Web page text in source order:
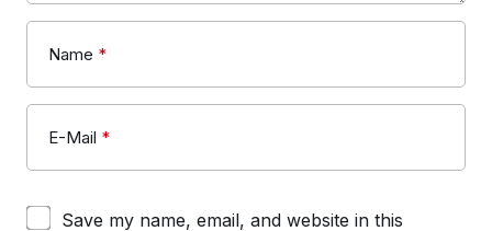
Name *
E-Mail *
Save my name, email, and website in this